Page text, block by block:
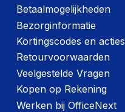
Betaalmogelijkheden
Bezorginformatie
Kortingscodes en acties
Retourvoorwaarden
Veelgestelde Vragen
Kopen op Rekening
Werken bij OfficeNext